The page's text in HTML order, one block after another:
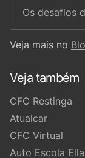
Os desafios
Veja mais no
Veja também
CFC Restinga
Atualcar
CFC Virtual
Auto Escola Ella